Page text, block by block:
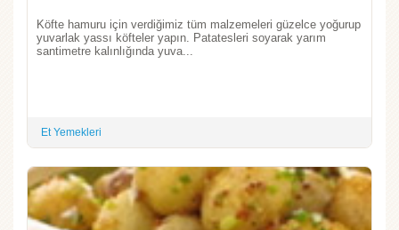
Köfte hamuru için verdiğimiz tüm malzemeleri güzelce yoğurup
yuvarlak yassı köfteler yapın. Patatesleri soyarak yarım
santimetre kalınlığında yuva...
Et Yemekleri